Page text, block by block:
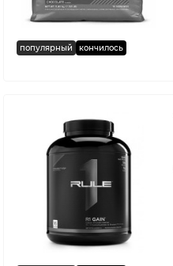
популярный кончилось